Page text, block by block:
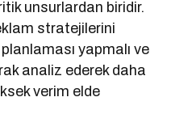
unsurlardan biridir.
stratejilerini
yapmalı ve
analiz ederek daha
verim elde